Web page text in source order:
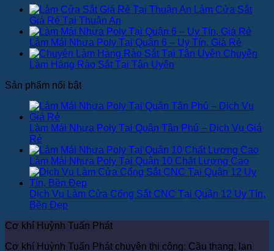
Làm Cửa Sắt
Giá Rẻ Tại Thuận An
Làm Mái Nhựa Poly Tại Quận 6 – Uy Tín, Giá Rẻ
Chuyên
Làm Hàng Rào Sắt Tại Tân Uyên
Sản phẩm nổi bật
Làm Mái Nhựa Poly Tại Quận Tân Phú – Dịch Vụ Giá
Rẻ
Làm Mái Nhựa Poly Tại Quận 10 Chất Lượng Cao
Dịch Vụ Làm Cửa Cổng Sắt CNC Tại Quận 12 Uy Tín,
Bền Đẹp
Cơ khí Huỳnh Tuấn Phát
Cơ khí Huỳnh Tuấn Phát chuyên thi công: Cầu thang, lan